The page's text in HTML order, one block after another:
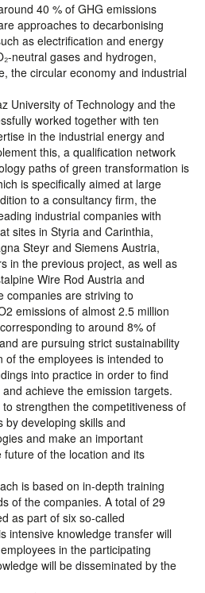
40 % of GHG emissions
approaches to decarbonising
as electrification and energy
neutral gases and hydrogen,
the circular economy and industrial
University of Technology and the
worked together with ten
in the industrial energy and
this, a qualification network
paths of green transformation is
is specifically aimed at large
to a consultancy firm, the
industrial companies with
sites in Styria and Carinthia,
Steyr and Siemens Austria,
in the previous project, as well as
Wire Rod Austria and
companies are striving to
emissions of almost 2.5 million
to around 8% of
are pursuing strict sustainability
of the employees is intended to
into practice in order to find
achieve the emission targets.
strengthen the competitiveness of
by developing skills and
and make an important
of the location and its
is based on in-depth training
of the companies. A total of 29
as part of six so-called
intensive knowledge transfer will
in the participating
will be disseminated by the